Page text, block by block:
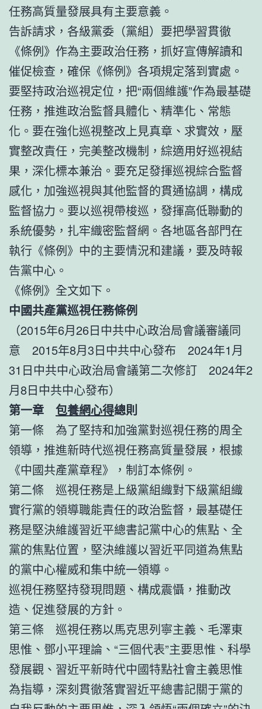
任務高質量發展具有主要意義。
告訴請求，各級黨委（黨組）要把學習貫徹
《條例》作為主要政治任務，抓好宣傳解讀和
催促檢查，確保《條例》各項規定落到實處。
要堅持政治巡視定位，把“兩個維護”作為最基礎
任務，推進政治監督具體化、精準化、常態
化。要在強化巡視整改上見真章、求實效，壓
實整改責任，完美整改機制，綜適用好巡視結
果，深化標本兼治。要充足發揮巡視綜合監督
感化，加強巡視與其他監督的貫通協調，構成
監督協力。要以巡視帶梭巡，發揮高低聯動的
系統優勢，扎牢織密監督網。各地區各部門在
執行《條例》中的主要情況和建議，要及時報
告黨中心。
《條例》全文如下。
中國共產黨巡視任務條例
（2015年6月26日中共中心政治局會議審議同
意 2015年8月3日中共中心發布 2024年1月
31日中共中心政治局會議第二次修訂 2024年2
月8日中共中心發布）
第一章 包養網心得總則
第一條 為了堅持和加強黨對巡視任務的周全
領導，推進新時代巡視任務高質量發展，根據
《中國共產黨章程》，制訂本條例。
第二條 巡視任務是上級黨組織對下級黨組織
實行黨的領導職能責任的政治監督，最基礎任
務是堅決維護習近平總書記黨中心的焦點、全
黨的焦點位置，堅決維護以習近平同道為焦點
的黨中心權威和集中統一領導。
巡視任務堅持發現問題、構成震懾，推動改
造、促進發展的方針。
第三條 巡視任務以馬克思列寧主義、毛澤東
思惟、鄧小平理論、“三個代表”主要思惟、科學
發展觀、習近平新時代中國特點社會主義思惟
為指導，深刻貫徹落實習近平總書記關于黨的